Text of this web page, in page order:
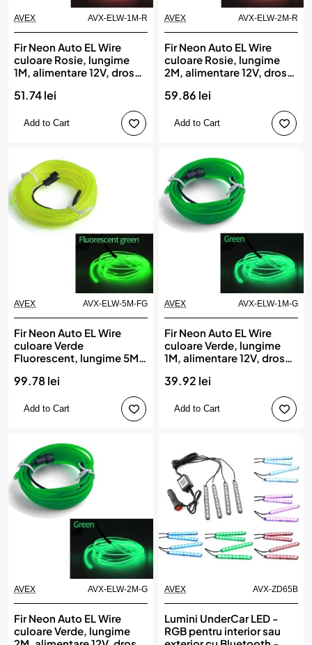
AVEX AVX-ELW-1M-R
Fir Neon Auto EL Wire
culoare Rosie, lungime
1M, alimentare 12V, droser
51.74 lei
Add to Cart
AVEX AVX-ELW-2M-R
Fir Neon Auto EL Wire
culoare Rosie, lungime
2M, alimentare 12V, droser
59.86 lei
Add to Cart
AVEX AVX-ELW-5M-FG
Fir Neon Auto EL Wire
culoare Verde
Fluorescent, lungime 5M,
inclus
99.78 lei
Add to Cart
AVEX AVX-ELW-1M-G
Fir Neon Auto EL Wire
culoare Verde, lungime
1M, alimentare 12V, droser
39.92 lei
Add to Cart
AVEX AVX-ELW-2M-G
Fir Neon Auto EL Wire
culoare Verde, lungime
AVEX AVX-ZD65B
Lumini UnderCar LED -
RGB pentru interior sau